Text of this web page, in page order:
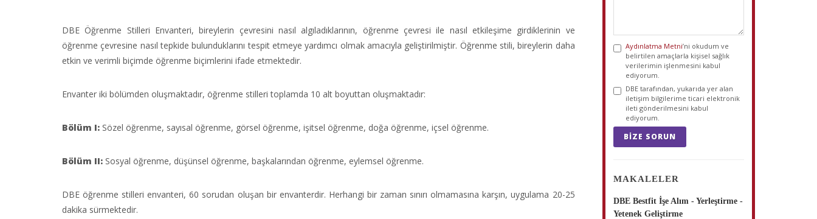
DBE Öğrenme Stilleri Envanteri, bireylerin çevresini nasıl algıladıklarının, öğrenme çevresi ile nasıl etkileşime girdiklerinin ve
öğrenme çevresine nasıl tepkide bulunduklarını tespit etmeye yardımcı olmak amacıyla geliştirilmiştir. Öğrenme stili, bireylerin daha
etkin ve verimli biçimde öğrenme biçimlerini ifade etmektedir.
Envanter iki bölümden oluşmaktadır, öğrenme stilleri toplamda 10 alt boyuttan oluşmaktadır:
Bölüm I: Sözel öğrenme, sayısal öğrenme, görsel öğrenme, işitsel öğrenme, doğa öğrenme, içsel öğrenme.
Bölüm II: Sosyal öğrenme, düşünsel öğrenme, başkalarından öğrenme, eylemsel öğrenme.
DBE öğrenme stilleri envanteri, 60 sorudan oluşan bir envanterdir. Herhangi bir zaman sınırı olmamasına karşın, uygulama 20-25
dakika sürmektedir.
Aydınlatma Metni’ni okudum ve
belirtilen amaçlarla kişisel sağlık
verilerimin işlenmesini kabul
ediyorum.
DBE tarafından, yukarıda yer alan
iletişim bilgilerime ticari elektronik
ileti gönderilmesini kabul
ediyorum.
BIZE SORUN
MAKALELER
DBE Bestfit İşe Alım - Yerleştirme -
Yetenek Geliştirme